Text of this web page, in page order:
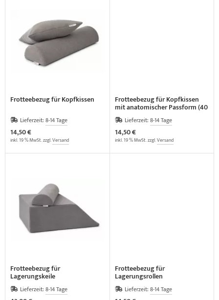
Frotteebezug für Kopfkissen
Lieferzeit: 8-14 Tage
14,50 €
inkl. 19 % MwSt. zzgl.Versand
Frotteebezug für Kopfkissen
mit anatomischer Passform (40
x 30 cm)Lieferzeit: 8-14 Tage
14,50 €
inkl. 19 % MwSt. zzgl.Versand
Frotteebezug für
Lagerungskeile
Lieferzeit: 8-14 Tage
Frotteebezug für
Lagerungsrollen
Lieferzeit: 8-14 Tage